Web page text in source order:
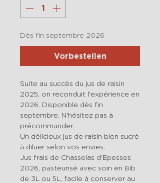
Dès fin septembre 2026
Vorbestellen
Suite au succès du jus de raisin
2025, on reconduit l'expérience en
2026. Disponible dès fin
septembre. N'hésitez pas à
précommander.
Un délicieux jus de raisin bien sucré
à diluer selon vos envies.
Jus frais de Chasselas d'Epesses
2026, pasteurisé avec soin en Bib
de 3L ou 5L, facile à conserver au